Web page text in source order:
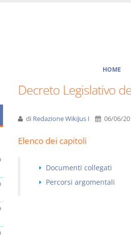
HOME
Decreto Legislativo
di Redazione WikiJus I 06/06/
Elenco dei capitoli
Documenti collegati
Percorsi argomentali